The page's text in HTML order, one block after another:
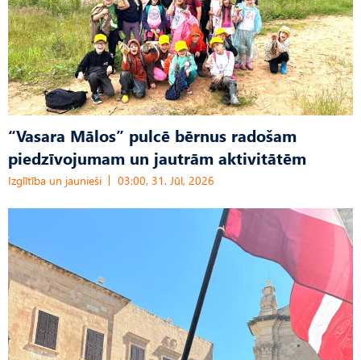
“Vasara Mālos” pulcē bērnus radošam
piedzīvojumam un jautrām aktivitātēm
Izglītība un jaunieši 03:00, 31. Jūl, 2026